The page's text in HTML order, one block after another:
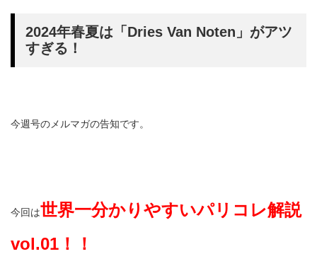
2024年春夏は「Dries Van Noten」がアツ
すぎる！
今週号のメルマガの告知です。
今回は世界一分かりやすいパリコレ解説
vol.01！！